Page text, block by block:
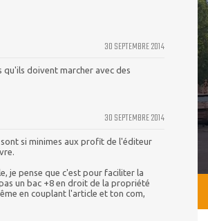
30 SEPTEMBRE 2014
doivent marcher avec des
30 SEPTEMBRE 2014
si minimes aux profit de l'éditeur
je pense que c'est pour faciliter la
un bac +8 en droit de la propriété
en couplant l'article et ton com,